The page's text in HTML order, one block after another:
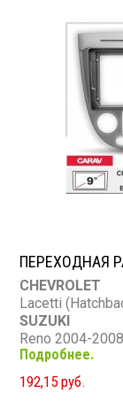
ПЕРЕХОДНАЯ
CHEVROLET
Lacetti
SUZUKI
Reno 2004-2008
DAEWOO
Lacetti 2004-
BUICK
Подробнее.
192,15 руб.